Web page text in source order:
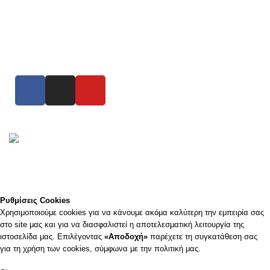
Ρυθμίσεις Cookies
Χρησιμοποιούμε cookies για να κάνουμε ακόμα καλύτερη την εμπειρία σας
στο site μας και για να διασφαλιστεί η αποτελεσματική λειτουργία της
ιστοσελίδα μας. Επιλέγοντας «Αποδοχή» παρέχετε τη συγκατάθεση σας
για τη χρήση των cookies, σύμφωνα με την πολιτική μας.